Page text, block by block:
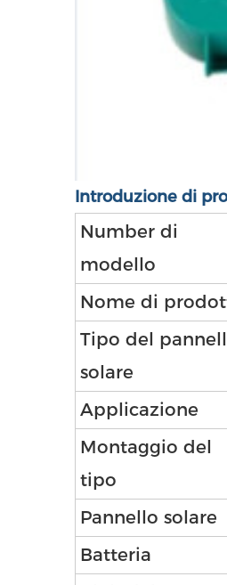
Introduzione di
Number di
modello
Nome di
Tipo del
solare
Applicazione
Montaggio del
tipo
Pannello solare
Batteria